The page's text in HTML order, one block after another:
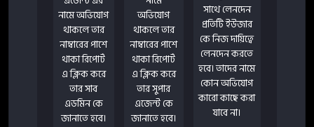
নামে অভিযোগ
থাকলে তার
নাম্বারের পাশে
থাকা রিপোর্ট
এ ক্লিক করে
তার সাব
এডমিন কে
জানাতে হবে।
অভিযোগ
থাকলে তার
নাম্বারের পাশে
থাকা রিপোর্ট
এ ক্লিক করে
তার সুপার
এজেন্ট কে
জানাতে হবে।
সাথে লেনদেন
প্রতিটি ইউজার
কে নিজ দায়িত্বে
লেনদেন করতে
হবে। তাদের নামে
কোন অভিযোগ
কারো কাছে করা
যাবে না।